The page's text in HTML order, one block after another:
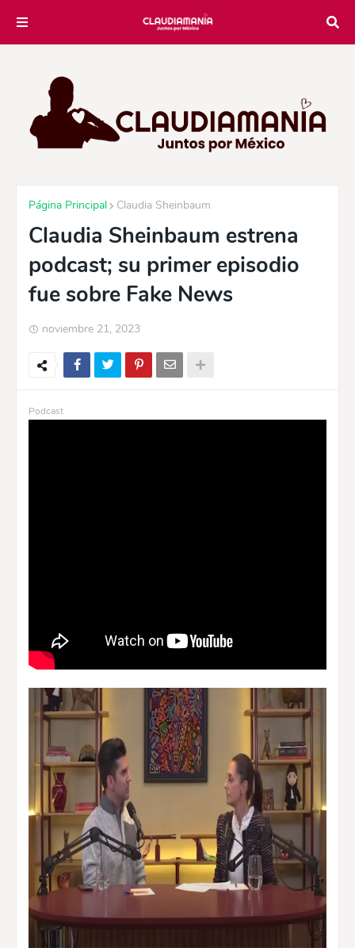
Página Principal Claudia Sheinbaum
Claudia Sheinbaum estrena
podcast; su primer episodio
fue sobre Fake News
noviembre 21, 2023
Podcast